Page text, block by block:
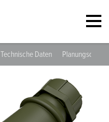
Technische Daten Planungsdaten